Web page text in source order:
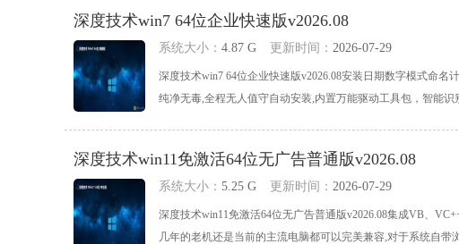
深度技术win7 64位企业快速版v2026.08
系统大小： 4.87 G 更新时间： 2026-07-29
深度技术win7 64位企业快速版v2026.08安装日期数字模式命
纯净无毒,全程无人值守自动安装,内置万能驱动工具包，智能识
深度技术win11免激活64位无广告普通版v2026.08
系统大小： 5.25 G 更新时间： 2026-07-29
深度技术win11免激活64位无广告普通版v2026.08集成VB、
几年的老机还是当前的主流电脑都可以完美兼容,对于系统自带